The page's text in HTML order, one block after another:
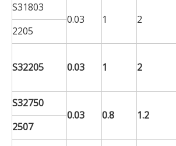
S31803
0.03
1 2
2205
S32205 0.03 1 2
S32750
0.03
0.8 1.2
2507